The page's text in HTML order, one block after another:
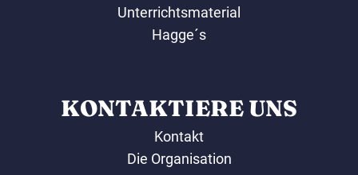
Unterrichtsmaterial
Hagge´s
KONTAKTIERE UNS
Kontakt
Die Organisation